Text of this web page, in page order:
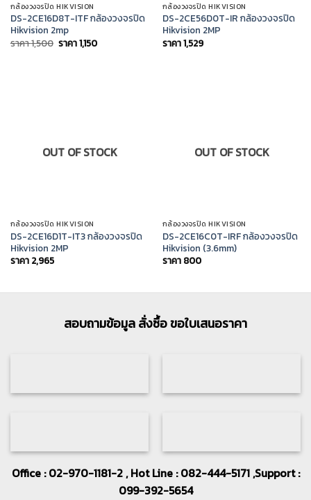
กล้องวงจรปิด HIKVISION
DS-2CE16D8T-ITF กล้องวงจรปิด
Hikvision 2mp
ราคา1,500 Original
price
ราคา1,150Current
price
กล้องวงจรปิด HIKVISION
DS-2CE56D0T-IR กล้องวงจรปิด
Hikvision 2MP
ราคา1,529
OUT OF STOCK
กล้องวงจรปิด HIKVISION
DS-2CE16D1T-IT3 กล้องวงจรปิด
Hikvision 2MP
ราคา 2,965
OUT OF STOCK
กล้องวงจรปิด HIKVISION
DS-2CE16C0T-IRF กล้องวงจรปิด
Hikvision (3.6mm)
ราคา 800
สอบถามข้อมูล สั่งซื้อ ขอใบเสนอราคา
Office : 02-970-1181-2 , Hot Line : 082-444-5171 ,Support :
099-392-5654